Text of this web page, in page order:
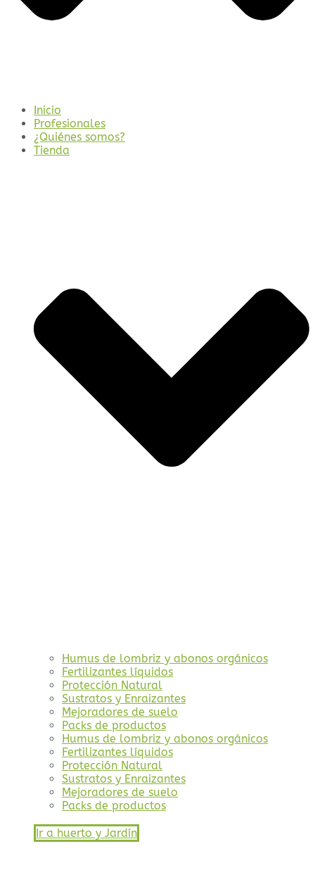
Inicio
Profesionales
¿Quiénes somos?
Tienda
Humus de lombriz y abonos orgánicos
Fertilizantes líquidos
Protección Natural
Sustratos y Enraizantes
Mejoradores de suelo
Packs de productos
Humus de lombriz y abonos orgánicos
Fertilizantes líquidos
Protección Natural
Sustratos y Enraizantes
Mejoradores de suelo
Packs de productos
Ir a huerto y Jardín